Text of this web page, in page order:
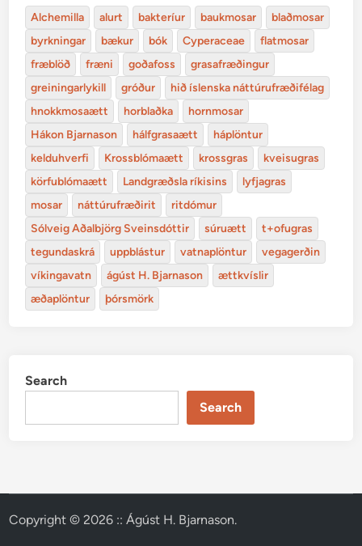
Alchemilla alurt bakteríur baukmosar
blaðmosar
byrkningar
bækur bók Cyperaceae
flatmosar
fræblöð
fræni goðafoss
grasafræðingur
greiningarlykill
gróður
hið íslenska náttúrufræðifélag
hnokkmosaætt
horblaðka
hornmosar
Hákon Bjarnason
hálfgrasaætt
háplöntur
kelduhverfi
Krossblómaætt krossgras
kveisugras
körfublómaætt
Landgræðsla ríkisins
lyfjagras
mosar
náttúrufræðirit
ritdómur
Sólveig Aðalbjörg Sveinsdóttir
súruætt
t+ofugras
tegundaskrá
uppblástur vatnaplöntur
vegagerðin
víkingavatn
ágúst H. Bjarnason
ættkvíslir
æðaplöntur
þórsmörk
Search
Search
Copyright © 2026 :: Ágúst H. Bjarnason.